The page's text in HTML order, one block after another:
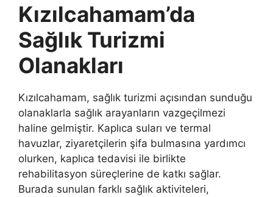
Kızılcahamam’da
Sağlık Turizmi
Olanakları
Kızılcahamam, sağlık turizmi açısından sunduğu
olanaklarla sağlık arayanların vazgeçilmezi
haline gelmiştir. Kaplıca suları ve termal
havuzlar, ziyaretçilerin şifa bulmasına yardımcı
olurken, kaplıca tedavisi ile birlikte
rehabilitasyon süreçlerine de katkı sağlar.
Burada sunulan farklı sağlık aktiviteleri,